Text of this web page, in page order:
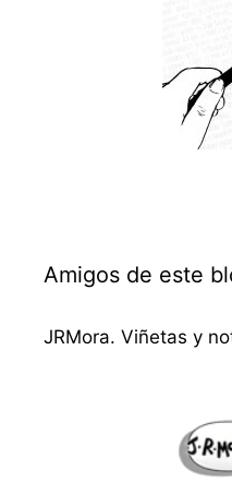
Amigos de este
JRMora. Viñetas y